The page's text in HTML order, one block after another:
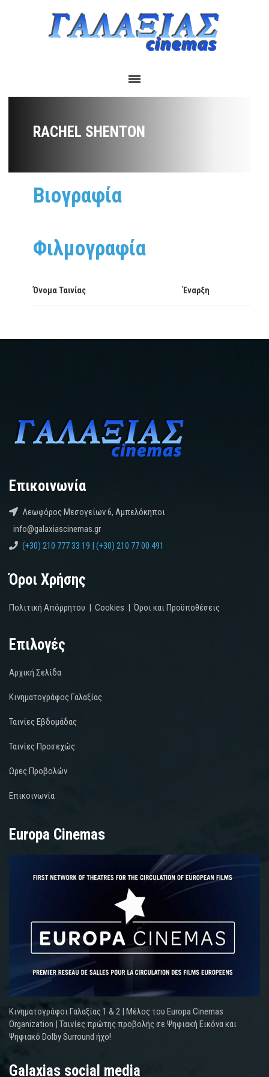
RACHEL SHENTON
Βιογραφία
Φιλμογραφία
Όνομα Ταινίας Έναρξη
Επικοινωνία
Λεωφόρος Μεσογείων 6, Αμπελόκηποι
info@galaxiascinemas.gr
(+30) 210 777 33 19 | (+30) 210 77 00 491
Όροι Χρήσης
Πολιτική Απόρρητου | Cookies |Όροι και Προϋποθέσεις
Επιλογές
Αρχική Σελίδα
Κινηματογράφος Γαλαξίας
Ταινίες Εβδομάδας
Ταινίες Προσεχώς
Ωρες Προβολών
Επικοινωνία
Europa Cinemas
Κινηματογράφοι Γαλαξίας 1 & 2 | Μέλος του Europa Cinemas
Organization | Ταινίες πρώτης προβολής σε Ψηφιακή Εικόνα και
Ψηφιακό Dolby Surround ήχο!
Galaxias social media